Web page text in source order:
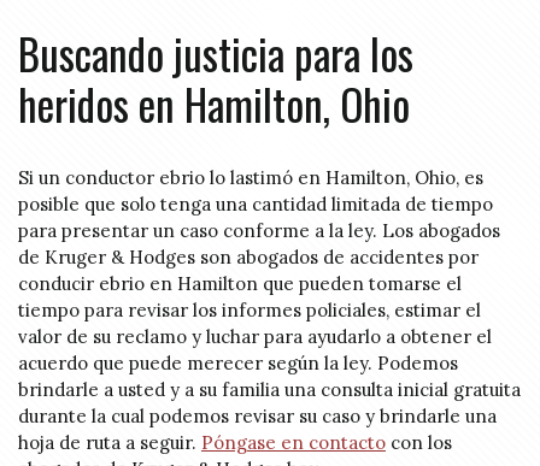
Buscando justicia para los
heridos en Hamilton, Ohio
Si un conductor ebrio lo lastimó en Hamilton, Ohio, es
posible que solo tenga una cantidad limitada de tiempo
para presentar un caso conforme a la ley. Los abogados
de Kruger & Hodges son abogados de accidentes por
conducir ebrio en Hamilton que pueden tomarse el
tiempo para revisar los informes policiales, estimar el
valor de su reclamo y luchar para ayudarlo a obtener el
acuerdo que puede merecer según la ley. Podemos
brindarle a usted y a su familia una consulta inicial gratuita
durante la cual podemos revisar su caso y brindarle una
hoja de ruta a seguir. Póngase en contacto con los